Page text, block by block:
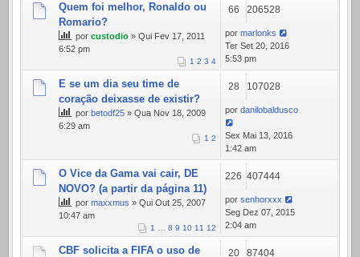
Quem foi melhor, Ronaldo ou
Romario?
por custodio » Qui Fev 17, 2011
6:52 pm
1 2 3 4
66 206528
por marlonks
Ter Set 20, 2016
5:53 pm
E se um dia seu time de
coração deixasse de existir?
por betodf25 » Qua Nov 18, 2009
6:29 am
1 2
28 107028
por danilobaldusco
Sex Mai 13, 2016
1:42 am
O Vice da Gama vai cair, DE
NOVO? (a partir da página 11)
por maxxmus » Qui Out 25, 2007
10:47 am
1 … 8 9 10 11 12
226 407444
por senhorxxx
Seg Dez 07, 2015
2:04 am
CBF solicita a FIFA o uso de
20 87404